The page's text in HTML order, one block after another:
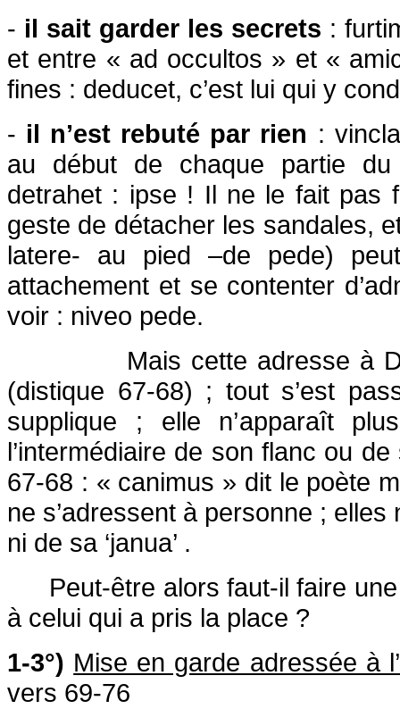
- il sait garder les secrets :
et entre « ad occultos » et «
fines : deducet, c’est lui qui y
- il n’est rebuté par rien :
au début de chaque partie
detrahet : ipse ! Il ne le fait pas
geste de détacher les sandales,
latere- au pied –de pede)
attachement et se contenter
voir : niveo pede.
Mais cette adresse à
(distique 67-68) ; tout s’est
supplique ; elle n’apparaît
l’intermédiaire de son flanc ou
67-68 : « canimus » dit le poète
ne s’adressent à personne ;
ni de sa ‘janua’ .
Peut-être alors faut-il faire
à celui qui a pris la place ?
1-3°) Mise en garde adressée à
vers 69-76